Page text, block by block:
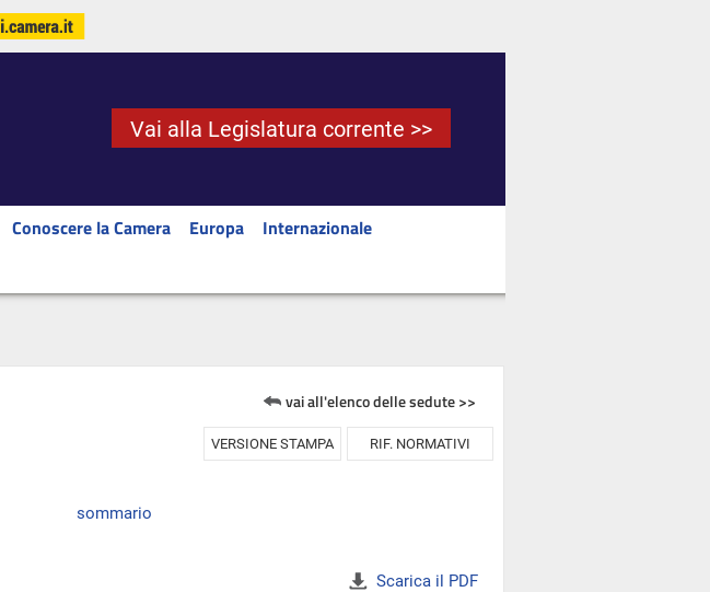
Vai alla Legislatura corrente >>
Conoscere la Camera Europa
Internazionale
vai all'elenco delle sedute >>
VERSIONE STAMPA RIF. NORMATIVI
sommario
Scarica il PDF